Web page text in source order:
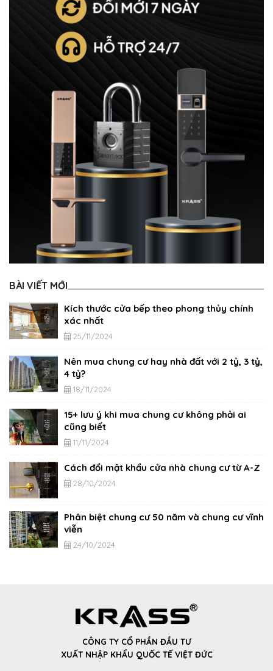
BÀI VIẾT MỚI
Kích thước cửa bếp theo phong thủy chính
xác nhất
25/11/2024
Nên mua chung cư hay nhà đất với 2 tỷ, 3 tỷ,
4 tỷ?
18/11/2024
15+ lưu ý khi mua chung cư không phải ai
cũng biết
11/11/2024
Cách đổi mật khẩu cửa nhà chung cư từ A-Z
28/10/2024
Phân biệt chung cư 50 năm và chung cư vĩnh
viễn
24/10/2024
CÔNG TY CỔ PHẦN ĐẦU TƯ
XUẤT NHẬP KHẨU QUỐC TẾ VIỆT ĐỨC